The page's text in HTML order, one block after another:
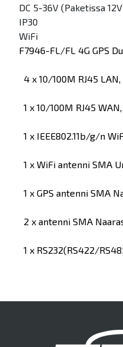
DC 5-36V (Paketissa
IP30
WiFi
F7946-FL/FL 4G GPS
4 x 10/100M RJ45 LAN,
1 x 10/100M RJ45
1 x IEEE802.11b/g/n
1 x WiFi antenni SMA
1 x GPS antenni SMA
2 x antenni SMA
1 x RS232(RS422/